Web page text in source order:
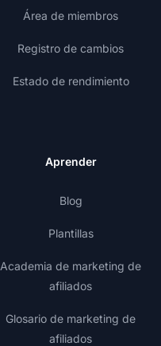
Área de miembros
Registro de cambios
Estado de rendimiento
Aprender
Blog
Plantillas
Academia de marketing de
afiliados
Glosario de marketing de
afiliados